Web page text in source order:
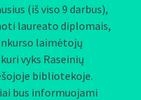
(iš viso 9 darbus),
laureato diplomais,
laimėtojų
vyks Raseinių
bibliotekoje.
bus informuojami